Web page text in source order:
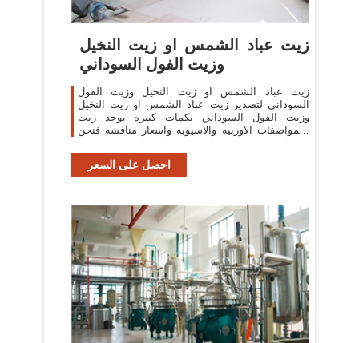
زيت عباد الشمس او زيت النخيل
وزيت الفول السوداني
زيت عباد الشمس او زيت النخيل وزيت الفول
السوداني لتصدير زيت عباد الشمس او زيت النخيل
وزيت الفول السوداني بكمات كبيره يوجد زيت
بالمواصفات الاوربيه والاسيويه واسعار منافسه فنحن
احصل على السعر